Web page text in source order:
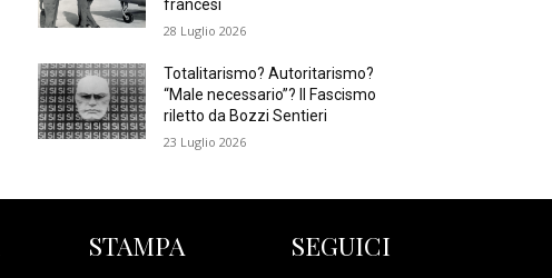
francesi
28 Luglio 2026
Totalitarismo? Autoritarismo?
“Male necessario”? Il Fascismo
riletto da Bozzi Sentieri
23 Luglio 2026
STAMPA SEGUICI